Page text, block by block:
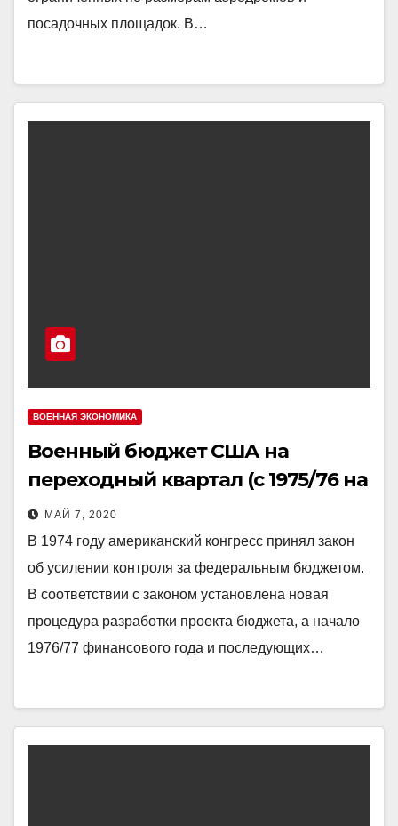
посадочных площадок. В…
ВОЕННАЯ ЭКОНОМИКА
Военный бюджет США на
переходный квартал (с 1975/76 на
1976/77 финансовый год)
МАЙ 7, 2020
В 1974 году американский конгресс принял закон
об усилении контроля за федеральным бюджетом.
В соответствии с законом установлена новая
процедура разработки проекта бюджета, а начало
1976/77 финансового года и последующих…